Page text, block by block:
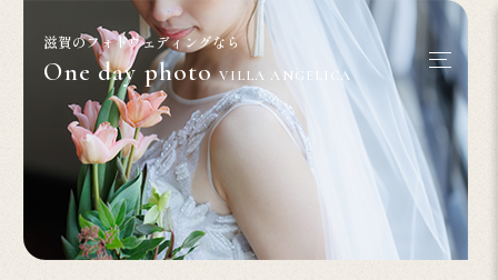
滋賀のフォトウェディングなら
One day photoVILLA ANGELICA